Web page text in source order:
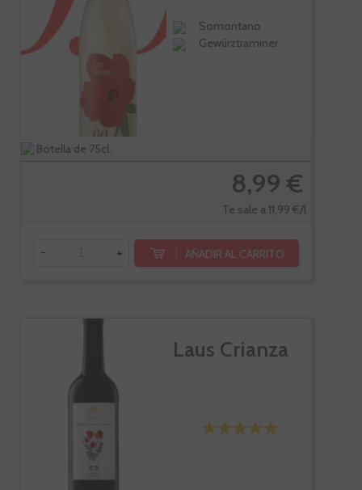
Somontano
Gewürztraminer
Botella de 75cl.
8,99 €
Te sale a 11,99 €/l
- + AÑADIR AL CARRITO
Laus Crianza